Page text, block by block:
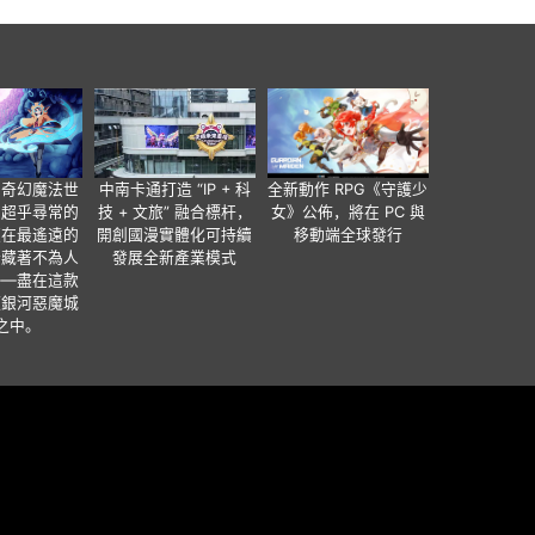
幻魔法世
乎尋常的
最遙遠的
著不為人
盡在這款
河惡魔城
中。
中南卡通打造 “IP + 科
技 + 文旅” 融合標杆，
開創國漫實體化可持續
發展全新產業模式
全新動作 RPG《守護少
女》公佈，將在 PC 與
移動端全球發行